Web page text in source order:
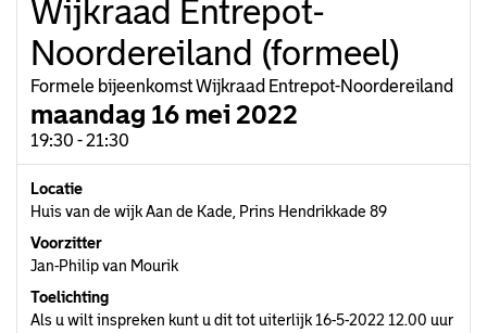
Wijkraad Entrepot-
Noordereiland (formeel)
Formele bijeenkomst Wijkraad Entrepot-Noordereiland
maandag 16 mei 2022
19:30 - 21:30
Locatie
Huis van de wijk Aan de Kade, Prins Hendrikkade 89
Voorzitter
Jan-Philip van Mourik
Toelichting
Als u wilt inspreken kunt u dit tot uiterlijk 16-5-2022 12.00 uur